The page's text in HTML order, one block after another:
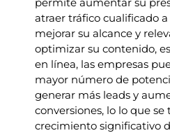
atraer tráfico cualificado
mejorar su alcance y
optimizar su contenido,
en línea, las empresas
mayor número de
generar más leads y
conversiones, lo lo que
crecimiento significativo